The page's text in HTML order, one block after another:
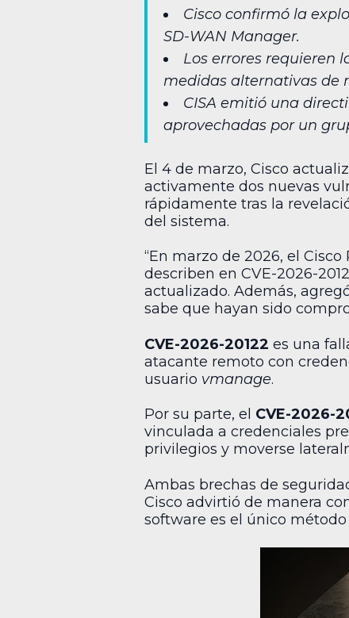
Cisco confirmó la
SD-WAN Manager.
Los errores requieren
medidas alternativas de
CISA emitió una
aprovechadas por un
El 4 de marzo, Cisco
activamente dos nuevas
rápidamente tras la
del sistema.
“En marzo de 2026, el
describen en CVE-2026-
actualizado. Además,
sabe que hayan sido
CVE-2026-20122 es una
atacante remoto con
usuario vmanage.
Por su parte, el CVE-2026-
vinculada a credenciales
privilegios y moverse
Ambas brechas de
Cisco advirtió de manera
software es el único